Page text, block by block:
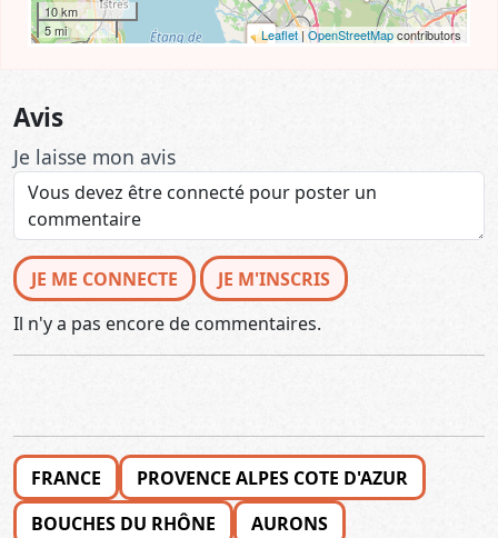
10 km
5 mi
Leaflet|OpenStreetMapcontributors
Avis
Je laisse mon avis
JE ME CONNECTE
JE M'INSCRIS
Il n'y a pas encore de commentaires.
FRANCE
PROVENCE ALPES COTE D'AZUR
BOUCHES DU RHÔNE
AURONS